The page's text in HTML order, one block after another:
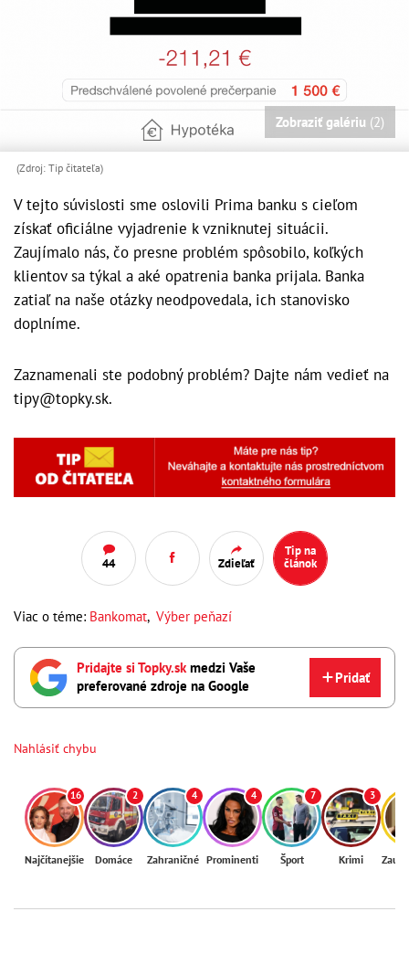
Zobraziť galériu (2)
(Zdroj: Tip čitateľa)
V tejto súvislosti sme oslovili Prima banku s cieľom
získať oficiálne vyjadrenie k vzniknutej situácii.
Zaujímalo nás, čo presne problém spôsobilo, koľkých
klientov sa týkal a aké opatrenia banka prijala. Banka
zatiaľ na naše otázky neodpovedala, ich stanovisko
doplníme.
Zaznamenali ste podobný problém? Dajte nám vedieť na
tipy@topky.sk.
44 Zdieľať
Tip na
článok
Viac o téme: Bankomat, Výber peňazí
Pridajte si Topky.skmedzi Vaše
preferované zdroje na Google
Pridať
Nahlásiť chybu
16
Najčítanejšie
2
Domáce
4
Zahraničné
4
Prominenti
7
Šport
3
Krimi